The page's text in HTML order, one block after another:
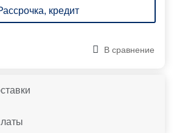
кредит
В сравнение